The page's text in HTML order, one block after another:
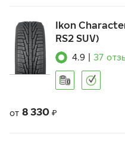
Ikon
RS2 SUV)
4.9 37
от 8 330 ₽